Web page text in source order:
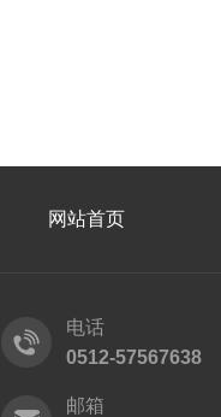
网站首页
电话
0512-57567638
邮箱